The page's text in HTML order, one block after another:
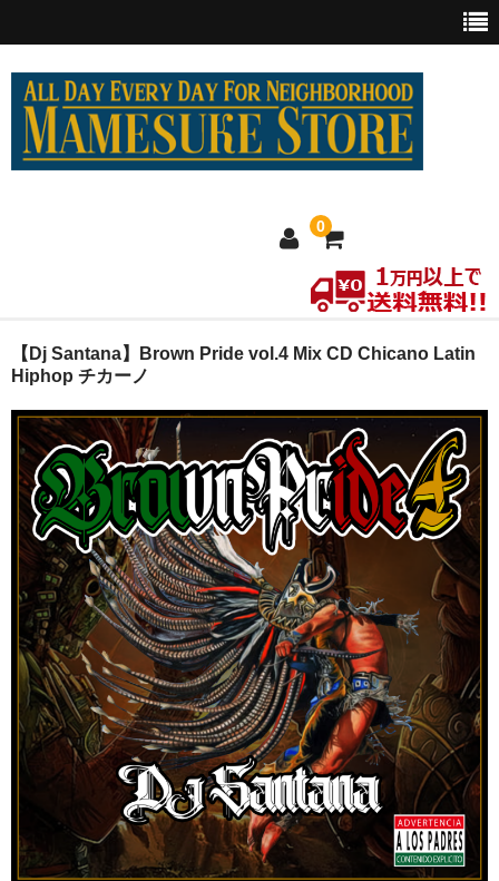
0
ホーム
新商品
ウェア
全商品（ウェア）
Tシャツ
ロングTシャツ
ゲームシャツ
コーチジャケット
スウェット＆フーディ
ヘッドギア
【Dj Santana】Brown Pride vol.4 Mix CD Chicano Latin
Hiphop チカーノ